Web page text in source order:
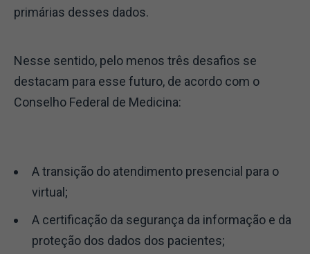
primárias desses dados.
Nesse sentido, pelo menos três desafios se
destacam para esse futuro, de acordo com o
Conselho Federal de Medicina:
A transição do atendimento presencial para o
virtual;
A certificação da segurança da informação e da
proteção dos dados dos pacientes;